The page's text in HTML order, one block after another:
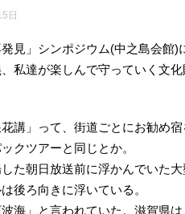
日
発見」シンポジウム(中之島会館)
私達が楽しんで守っていく文
講」って、街道ごとにお勧め
クツアーと同じとか。
た朝日放送前に浮かんでいた
後ろ向きに浮いている。
海」と言われていた。滋賀県